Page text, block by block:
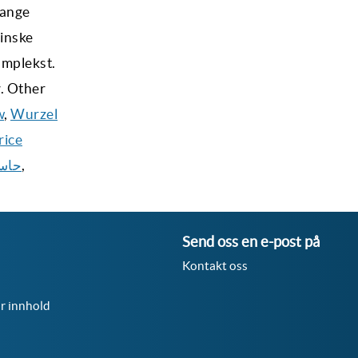
Other
, Wurzel
,
innhold
Send oss en e-post på
Kontakt oss